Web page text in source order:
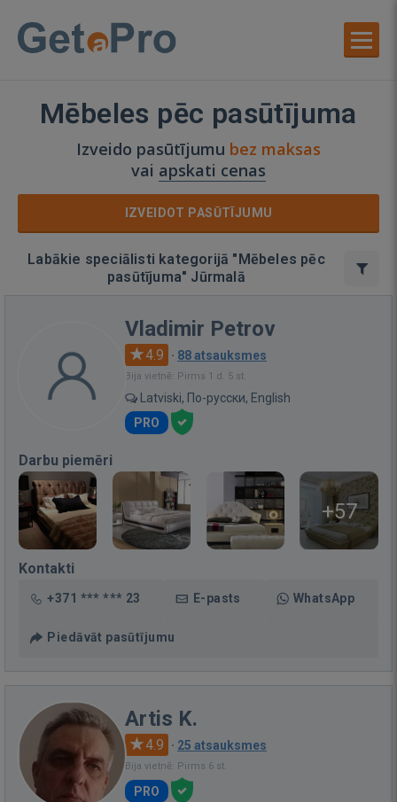
Mēbeles pēc pasūtījuma
Izveido pasūtījumu bez maksas
vai apskati cenas
IZVEIDOT PASŪTĪJUMU
Labākie speciālisti kategorijā "Mēbeles pēc
pasūtījuma" Jūrmalā
Vladimir Petrov
4.9 · 88 atsauksmes
Bija vietnē: Pirms 1 d. 5 st.
Latviski, По-русски, English
PRO
Darbu piemēri
+57
Kontakti
+371 *** *** 23 E-pasts WhatsApp
Piedāvāt pasūtījumu
Artis K.
4.9 · 25 atsauksmes
Bija vietnē: Pirms 6 st.
PRO